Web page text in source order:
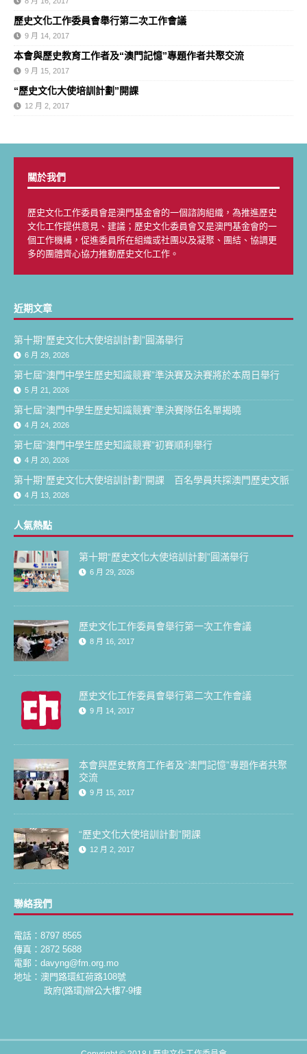
歷史文化工作委員會舉行第二次工作會議
9 月 14, 2017
本會與歷史教育工作者及“澳門記憶”專題作者共聚交流
9 月 15, 2017
“歷史文化大使培訓計劃”開課
12 月 2, 2017
關於我們
歷史文化工作委員會是澳門基金會的一個諮詢組織，為推進歷史
文化工作提供意見、建議；歷史文化委員會又是澳門基金會的一
個工作機構，促進委員所在組織或社團以及凝聚、團結、協調更
多的團體齊心協力推動歷史文化工作。
近期文章
第十期“歷史文化大使培訓計劃”圓滿舉行
6 月 29, 2026
第七屆“澳門中學生歷史知識競賽”準決賽及決賽將於本周日舉行
5 月 21, 2026
第七屆“澳門中學生歷史知識競賽”準決賽隊伍名單揭曉
4 月 24, 2026
第七屆“澳門中學生歷史知識競賽”初賽順利舉行
4 月 20, 2026
第十期“歷史文化大使培訓計劃”開課 百名學員共探澳門歷史文脈
4 月 13, 2026
人氣熱點
第十期“歷史文化大使培訓計劃”圓滿舉行
6 月 29, 2026
歷史文化工作委員會舉行第一次工作會議
8 月 16, 2017
歷史文化工作委員會舉行第二次工作會議
9 月 14, 2017
本會與歷史教育工作者及“澳門記憶”專題作者共聚
交流
9 月 15, 2017
“歷史文化大使培訓計劃”開課
12 月 2, 2017
聯絡我們
電話：8797 8565
傳真：2872 5688
電郵：davyng@fm.org.mo
地址：澳門路環紅荷路108號
政府(路環)辦公大樓7-9樓